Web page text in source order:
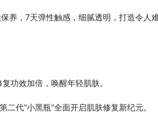
养，7天弹性触感，细腻透明，打造令人
功效加倍，唤醒年轻肌肤。
代“小黑瓶”全面开启肌肤修复新纪元。